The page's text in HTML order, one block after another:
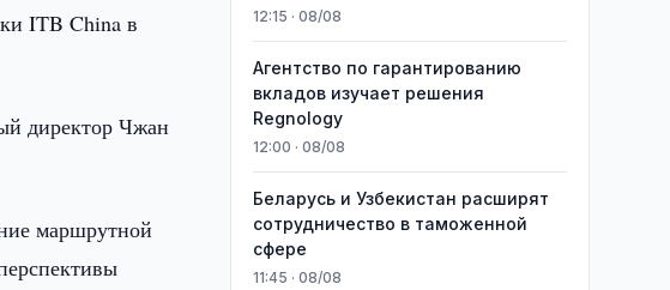
ITB China в
директор Чжан
маршрутной
12:15 · 08/08
Агентство по гарантированию
вкладов изучает решения
Regnology
12:00 · 08/08
Беларусь и Узбекистан расширят
сотрудничество в таможенной
сфере
11:45 · 08/08